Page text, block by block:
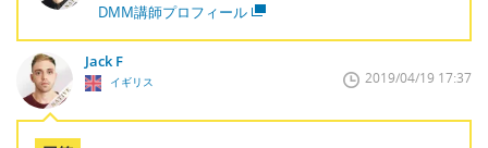
DMM講師プロフィール
Jack F
イギリス 2019/04/19 17:37